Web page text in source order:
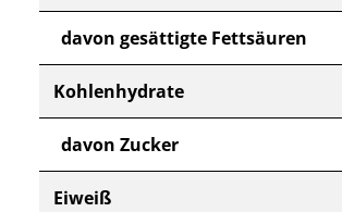
davon gesättigte Fettsäuren
Kohlenhydrate
davon Zucker
Eiweiß